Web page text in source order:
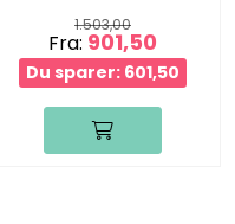
1.503,00
Fra: 901,50
Du sparer: 601,50